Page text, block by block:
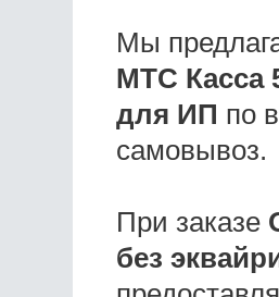
Мы
МТС Касса
для ИП по
самовывоз.
При заказе
без